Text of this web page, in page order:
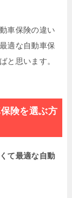
車保険の違い
適な自動車保
と思います。
険を選ぶ方
て最適な自動